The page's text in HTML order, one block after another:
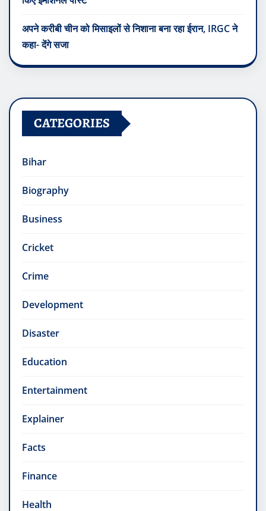
अपने करीबी चीन को मिसाइलों से निशाना बना रहा ईरान, IRGC ने
कहा- देंगे सजा
CATEGORIES
Bihar
Biography
Business
Cricket
Crime
Development
Disaster
Education
Entertainment
Explainer
Facts
Finance
Health